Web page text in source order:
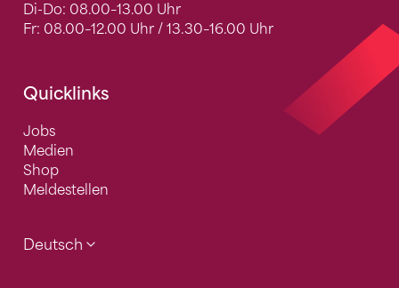
Di-Do: 08.00–13.00 Uhr
Fr: 08.00–12.00 Uhr / 13.30–16.00 Uhr
Quicklinks
Jobs
Medien
Shop
Meldestellen
Deutsch